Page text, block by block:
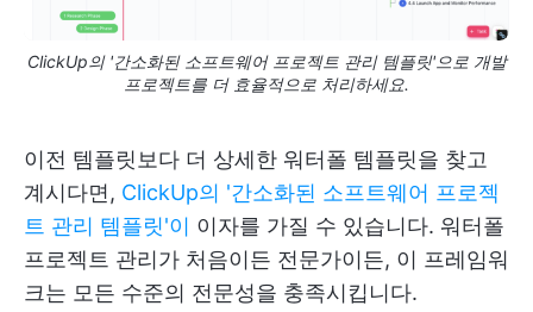
ClickUp의 '간소화된 소프트웨어 프로젝트 관리 템플릿'으로 개발
프로젝트를 더 효율적으로 처리하세요.
이전 템플릿보다 더 상세한 워터폴 템플릿을 찾고
계시다면, ClickUp의 '간소화된 소프트웨어 프로젝
트 관리 템플릿'이 이자를 가질 수 있습니다. 워터폴
프로젝트 관리가 처음이든 전문가이든, 이 프레임워
크는 모든 수준의 전문성을 충족시킵니다.